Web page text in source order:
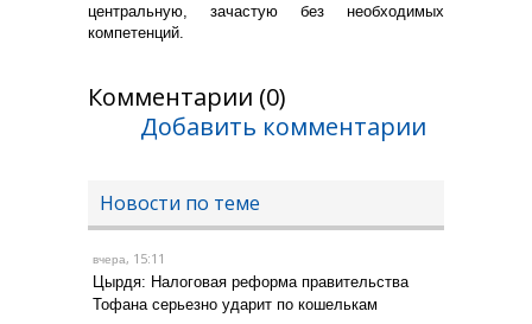
центральную, зачастую без необходимых
компетенций.
Комментарии (0)
Добавить комментарии
Новости по теме
вчера, 15:11
Цырдя: Налоговая реформа правительства
Тофана серьезно ударит по кошелькам